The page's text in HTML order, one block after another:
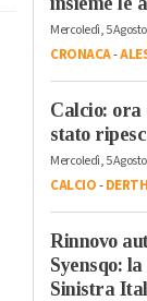
Mercoledì, 5
CRONACA-
Calcio: ora
stato
Mercoledì, 5
CALCIO-
Rinnovo
Syensqo:
Sinistra